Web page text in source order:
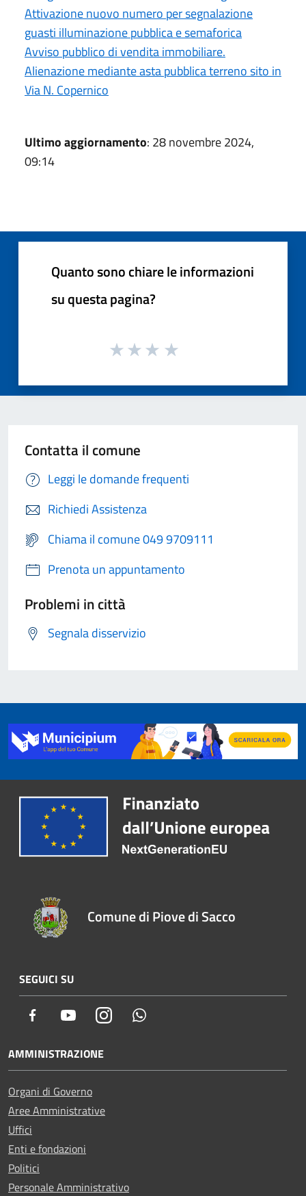
Attivazione nuovo numero per segnalazione
guasti illuminazione pubblica e semaforica
Avviso pubblico di vendita immobiliare.
Alienazione mediante asta pubblica terreno sito in
Via N. Copernico
Ultimo aggiornamento: 28 novembre 2024,
09:14
Quanto sono chiare le informazioni
su questa pagina?
Contatta il comune
Leggi le domande frequenti
Richiedi Assistenza
Chiama il comune 049 9709111
Prenota un appuntamento
Problemi in città
Segnala disservizio
Comune di Piove di Sacco
SEGUICI SU
Facebook YoutubeInstagram
AMMINISTRAZIONE
Organi di Governo
Aree Amministrative
Uffici
Enti e fondazioni
Politici
Personale Amministrativo